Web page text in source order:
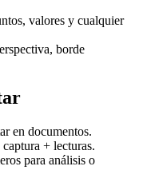
valores y cualquier
borde
en documentos.
+ lecturas.
para análisis o